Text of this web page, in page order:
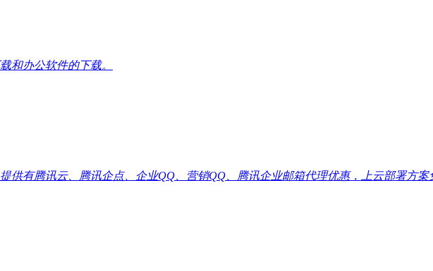
和办公软件的下载。
有腾讯云、腾讯企点、企业QQ、营销QQ、腾讯企业邮箱代理优惠，上云部署方案